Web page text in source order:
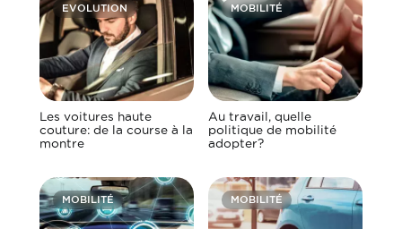
EVOLUTION
Les voitures haute
couture: de la course à la
montre
MOBILITÉ
Au travail, quelle
politique de mobilité
adopter?
MOBILITÉ MOBILITÉ